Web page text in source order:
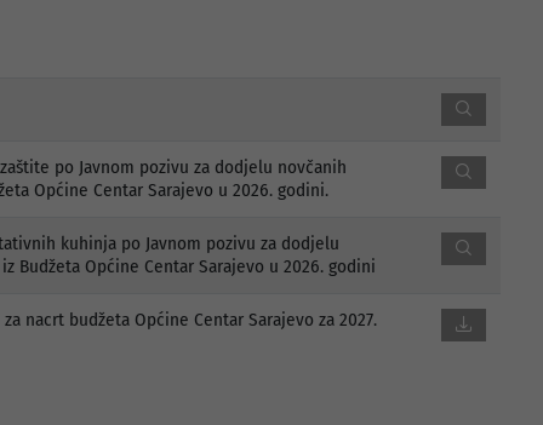
po Javnom pozivu za dodjelu novčanih
Općine Centar Sarajevo u 2026. godini.
kuhinja po Javnom pozivu za dodjelu
Budžeta Općine Centar Sarajevo u 2026. godini
nacrt budžeta Općine Centar Sarajevo za 2027.